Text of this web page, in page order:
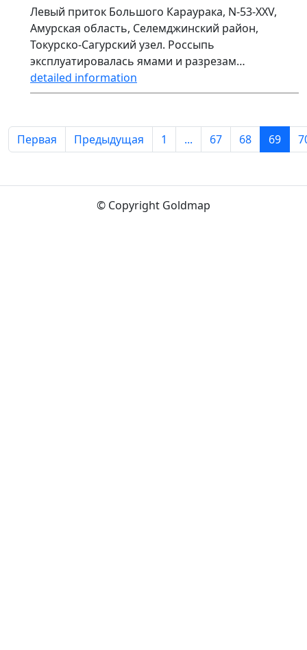
Левый приток Большого Караурака, N-53-XXV,
Амурская область, Селемджинский район,
Токурско-Сагурский узел. Россыпь
эксплуатировалась ямами и разрезам…
detailed information
Первая Предыдущая 1 ... 67 68 69
© Copyright Goldmap